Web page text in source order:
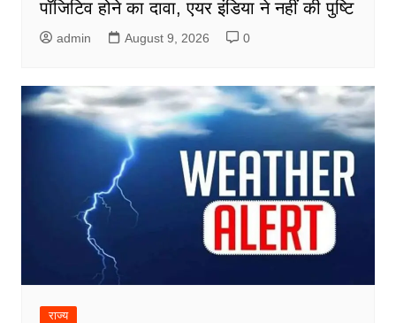
पॉजिटिव होने का दावा, एयर इंडिया ने नहीं की पुष्टि
admin August 9, 2026 0
राज्य